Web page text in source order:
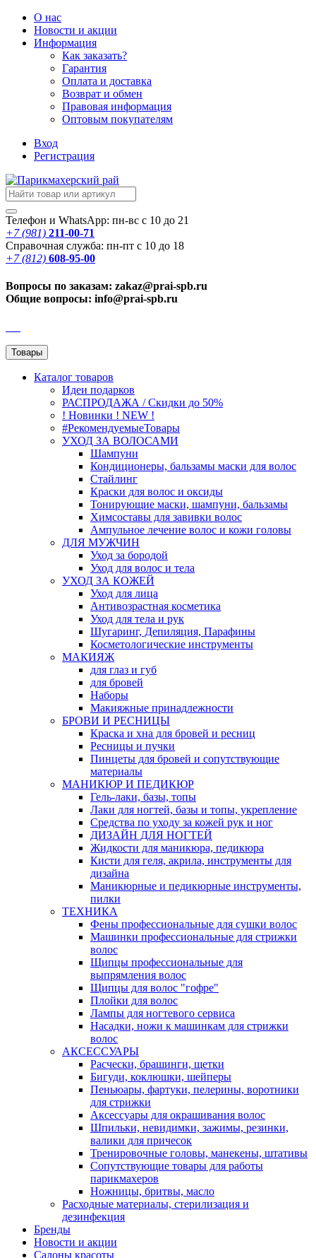
О нас
Новости и акции
Информация
Как заказать?
Гарантия
Оплата и доставка
Возврат и обмен
Правовая информация
Оптовым покупателям
Вход
Регистрация
Телефон и WhatsApp: пн-вс с 10 до 21
+7 (981) 211-00-71
Справочная служба: пн-пт с 10 до 18
+7 (812) 608-95-00
Вопросы по заказам: zakaz@prai-spb.ru
Общие вопросы: info@prai-spb.ru
Товары
Каталог товаров
Идеи подарков
РАСПРОДАЖА / Скидки до 50%
! Новинки ! NEW !
#РекомендуемыеТовары
УХОД ЗА ВОЛОСАМИ
Шампуни
Кондиционеры, бальзамы маски для волос
Стайлинг
Краски для волос и оксиды
Тонирующие маски, шампуни, бальзамы
Химсоставы для завивки волос
Ампульное лечение волос и кожи головы
ДЛЯ МУЖЧИН
Уход за бородой
Уход для волос и тела
УХОД ЗА КОЖЕЙ
Уход для лица
Антивозрастная косметика
Уход для тела и рук
Шугаринг, Депиляция, Парафины
Косметологические инструменты
МАКИЯЖ
для глаз и губ
для бровей
Наборы
Макияжные принадлежности
БРОВИ И РЕСНИЦЫ
Краска и хна для бровей и ресниц
Ресницы и пучки
Пинцеты для бровей и сопутствующие
материалы
МАНИКЮР И ПЕДИКЮР
Гель-лаки, базы, топы
Лаки для ногтей, базы и топы, укрепление
Средства по уходу за кожей рук и ног
ДИЗАЙН ДЛЯ НОГТЕЙ
Жидкости для маникюра, педикюра
Кисти для геля, акрила, инструменты для
дизайна
Маникюрные и педикюрные инструменты,
пилки
ТЕХНИКА
Фены профессиональные для сушки волос
Машинки профессиональные для стрижки
волос
Щипцы профессиональные для
выпрямления волос
Щипцы для волос "гофре"
Плойки для волос
Лампы для ногтевого сервиса
Насадки, ножи к машинкам для стрижки
волос
АКСЕССУАРЫ
Расчески, брашинги, щетки
Бигуди, коклюшки, шейперы
Пеньюары, фартуки, пелерины, воротники
для стрижки
Аксессуары для окрашивания волос
Шпильки, невидимки, зажимы, резинки,
валики для причесок
Тренировочные головы, манекены, штативы
Сопутствующие товары для работы
парикмахеров
Ножницы, бритвы, масло
Расходные материалы, стерилизация и
дезинфекция
Бренды
Новости и акции
Салоны красоты